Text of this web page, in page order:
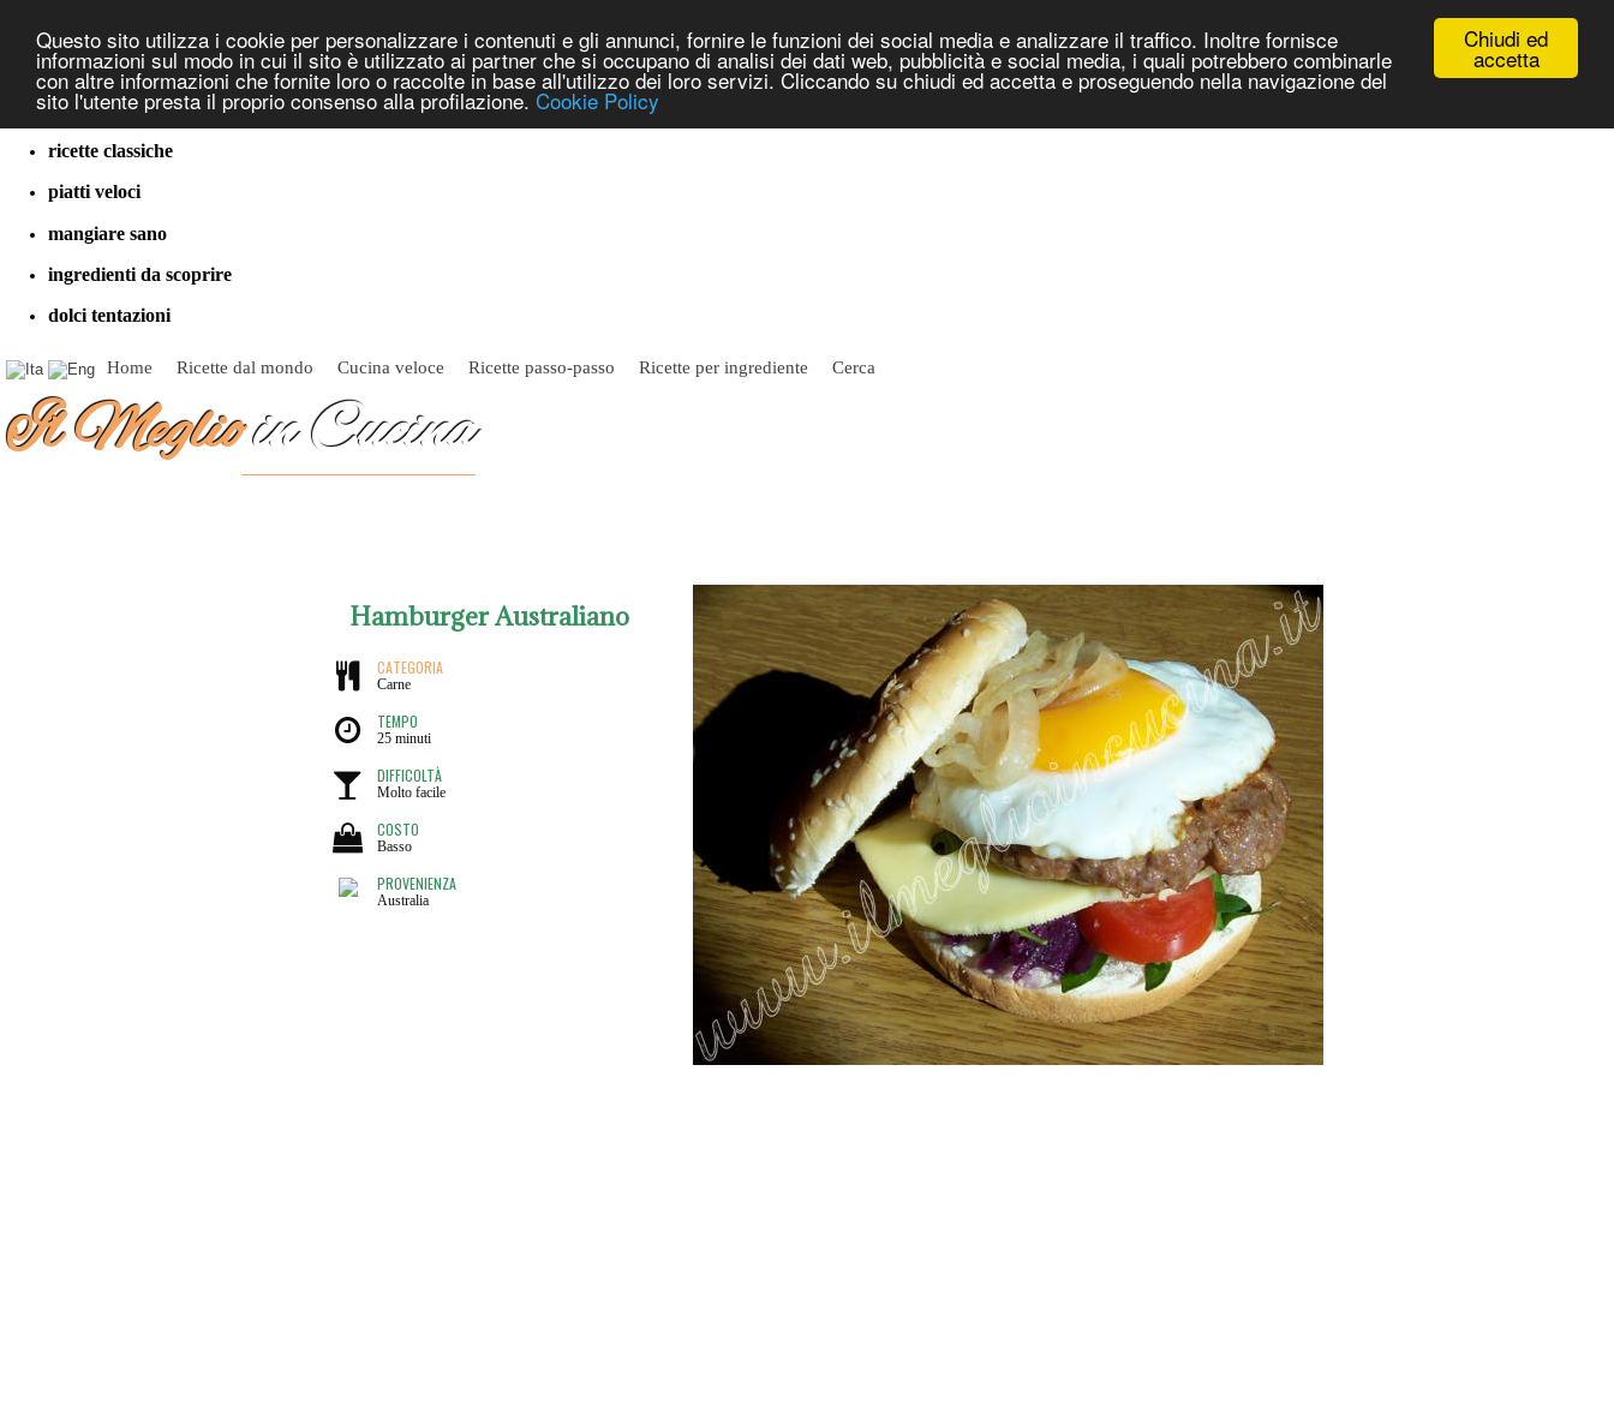
Chiudi ed
accetta
Questo sito utilizza i cookie per personalizzare i contenuti e gli annunci, fornire le funzioni dei social media e analizzare il traffico. Inoltre fornisce
informazioni sul modo in cui il sito è utilizzato ai partner che si occupano di analisi dei dati web, pubblicità e social media, i quali potrebbero combinarle
con altre informazioni che fornite loro o raccolte in base all'utilizzo dei loro servizi. Cliccando su chiudi ed accetta e proseguendo nella navigazione del
sito l'utente presta il proprio consenso alla profilazione. Cookie Policy
cucina dal mondo
ricette classiche
piatti veloci
mangiare sano
ingredienti da scoprire
dolci tentazioni
Home Ricette dal mondo Cucina veloce Ricette passo-passo Ricette per ingrediente Cerca
Il Meglioin Cucina
Hamburger Australiano
CATEGORIA
Carne
TEMPO
25 minuti
DIFFICOLTÀ
Molto facile
COSTO
Basso
PROVENIENZA
Australia